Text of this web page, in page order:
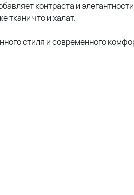
контраста и
ткани что и халат.
стиля и современного